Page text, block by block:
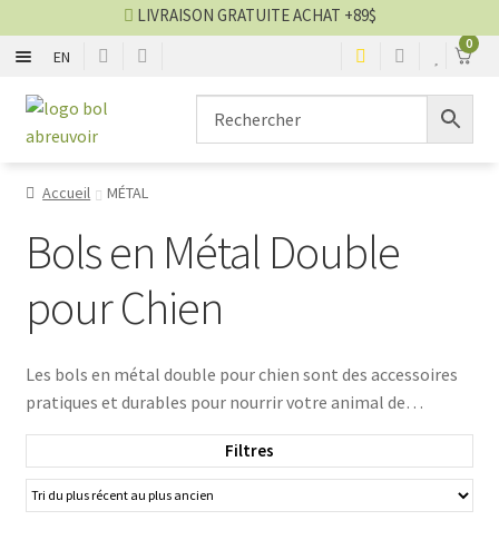
EN
0
Aller
à
navigation
Aller
au
LIVRAISON GRATUITE ACHAT +89$
MÉTAL
AUTRES
Blog bol
Accueil MÉTAL
Bols en Métal Double
pour Chien
Les bols en métal double pour chien sont des accessoires
pratiques et durables pour nourrir votre animal de
compagnie. Fabriqués en métal de haute qualité, ces bols
offrent une double utilité avec des compartiments séparés
pour la nourriture et l'eau. Conçus pour faciliter
l'alimentation de votre chien et lui assurer un confort
Filtres